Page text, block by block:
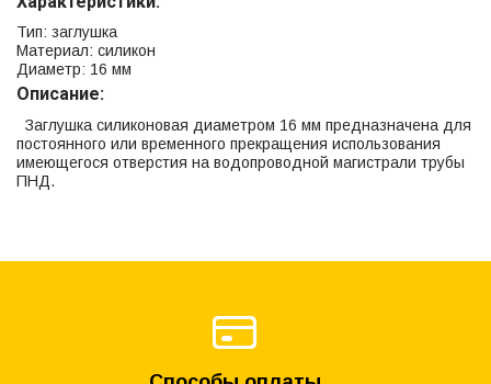
Тип: заглушка
Материал: силикон
Диаметр: 16 мм
Описание:
Заглушка силиконовая диаметром 16 мм предназначена для
постоянного или временного прекращения использования
имеющегося отверстия на водопроводной магистрали трубы
ПНД.